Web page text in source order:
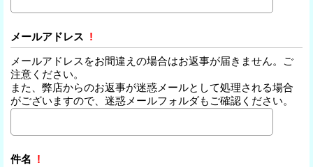
メールアドレス !
メールアドレスをお間違えの場合はお返事が届きません。ご
注意ください。
また、弊店からのお返事が迷惑メールとして処理される場合
がございますので、迷惑メールフォルダもご確認ください。
件名 !